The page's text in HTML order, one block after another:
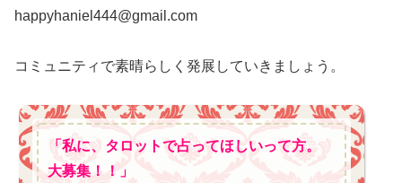
happyhaniel444@gmail.com
コミュニティで素晴らしく発展していきましょう。
「私に、タロットで占ってほしいって方。
大募集！！」